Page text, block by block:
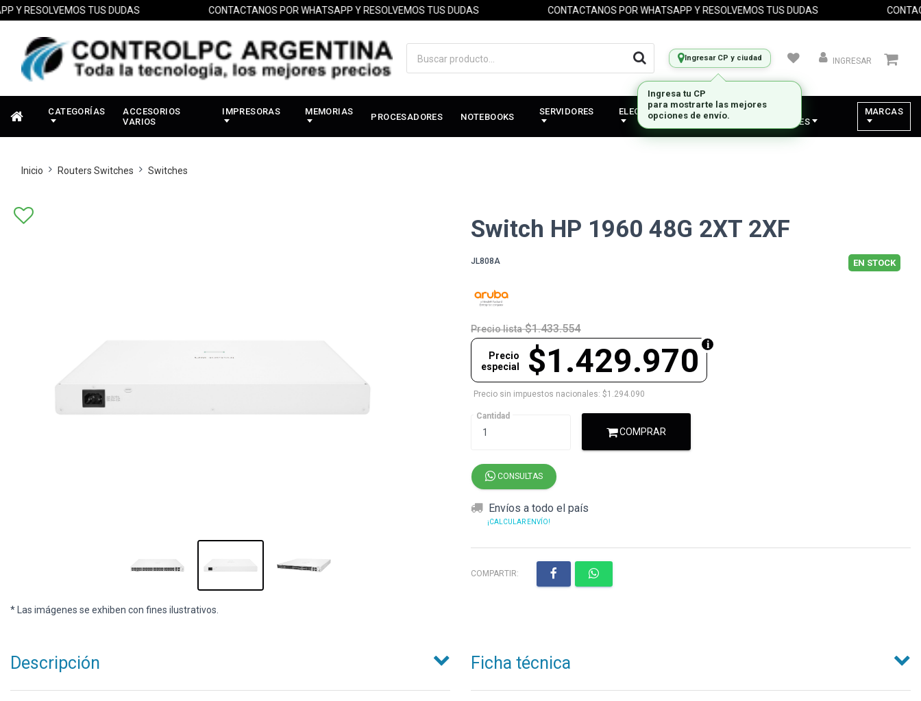
TUS DUDAS CONTACTANOS POR WHATSAPP Y RESOLVEMOS TUS DUDAS CONTACTANOS POR WHATSAPP Y RESOLVEMOS TUS DUDAS
Ingresar CP y ciudad INGRESAR
CATEGORÍAS
ACCESORIOS
VARIOS
IMPRESORAS MEMORIAS PROCESADORES NOTEBOOKS SERVIDORES ELECTRODOMESTICOS
VARIOS -
COMPONENTES
MARCAS
Inicio Routers Switches Switches
* Las imágenes se exhiben con fines ilustrativos.
Switch HP 1960 48G 2XT 2XF
JL808A EN STOCK
Precio lista $1.433.554
$1.429.970
Precio
especial
Precio sin impuestos nacionales: $1.294.090
Cantidad
COMPRAR
CONSULTAS
Envíos a todo el país
¡CALCULAR ENVÍO!
COMPARTIR:
Descripción Ficha técnica